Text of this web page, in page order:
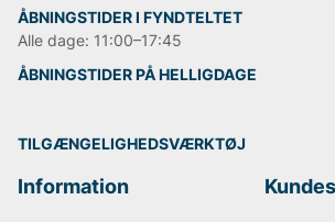
ÅBNINGSTIDER I FYNDTELTET
Alle dage: 11:00–17:45
ÅBNINGSTIDER PÅ HELLIGDAGE
TILGÆNGELIGHEDSVÆRKTØJ
Information